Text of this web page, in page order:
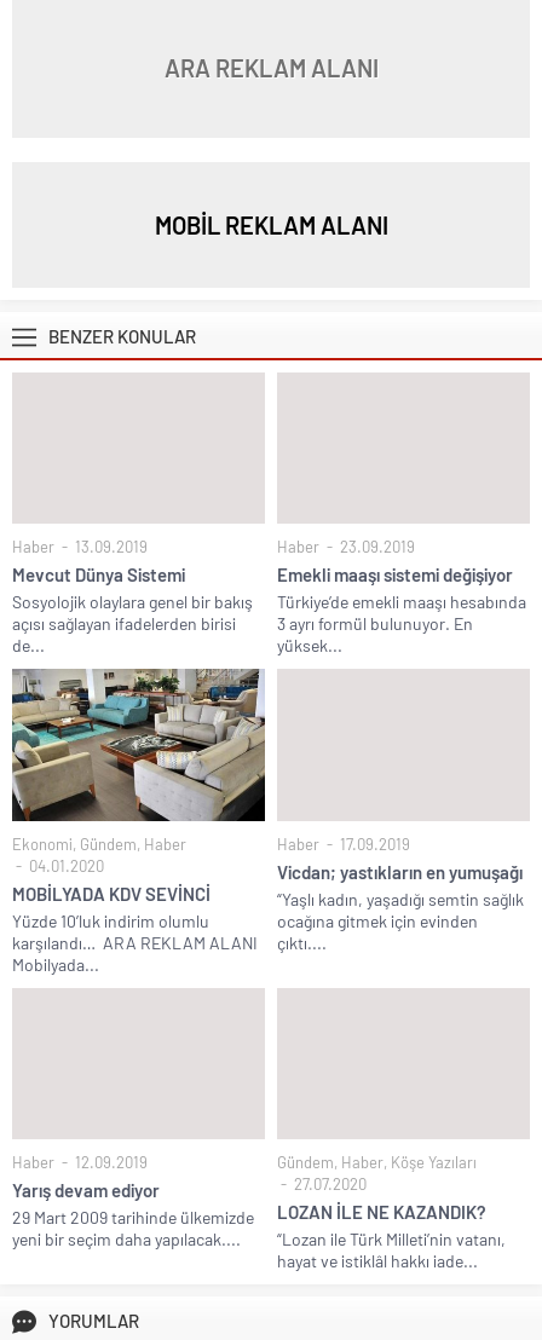
ARA REKLAM ALANI
MOBİL REKLAM ALANI
BENZER KONULAR
Haber 13.09.2019
Mevcut Dünya Sistemi
Sosyolojik olaylara genel bir bakış
açısı sağlayan ifadelerden birisi
de...
Haber 23.09.2019
Emekli maaşı sistemi değişiyor
Türkiye’de emekli maaşı hesabında
3 ayrı formül bulunuyor. En
yüksek...
Ekonomi, Gündem, Haber
04.01.2020
MOBİLYADA KDV SEVİNCİ
Yüzde 10’luk indirim olumlu
karşılandı… ARA REKLAM ALANI
Mobilyada...
Haber 17.09.2019
Vicdan; yastıkların en yumuşağı
“Yaşlı kadın, yaşadığı semtin sağlık
ocağına gitmek için evinden
çıktı....
Haber 12.09.2019
Yarış devam ediyor
29 Mart 2009 tarihinde ülkemizde
yeni bir seçim daha yapılacak....
Gündem, Haber, Köşe Yazıları
27.07.2020
LOZAN İLE NE KAZANDIK?
“Lozan ile Türk Milleti’nin vatanı,
hayat ve istiklâl hakkı iade...
YORUMLAR